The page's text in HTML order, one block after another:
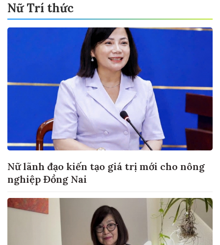
Nữ Trí thức
Nữ lãnh đạo kiến tạo giá trị mới cho nông
nghiệp Đồng Nai